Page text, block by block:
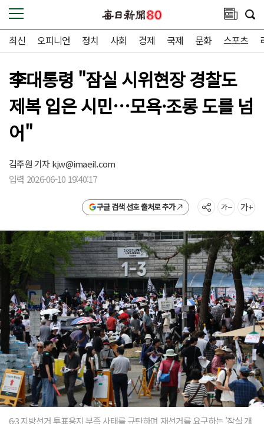
최신 오피니언 정치 사회 경제 국제 문화 스포츠
李대통령 "잠실 시위현장 경찰도
제복 입은 시민…모욕·조롱 도를 넘
어"
김주원 기자kjw@imaeil.com
입력 2026-06-10 19:40:17
구글 검색 선호 출처로 추가
6·3 지방선거 투표용지 부족 사태를 규탄하며 재선거를 요구하는 '잠실 개